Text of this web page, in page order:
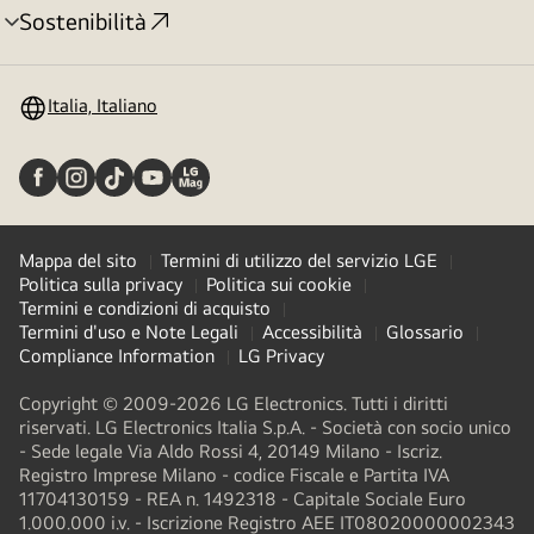
Sostenibilità
Attivazione
Italia, Italiano
Mappa del sito
Termini di utilizzo del servizio LGE
Politica sulla privacy
Politica sui cookie
Termini e condizioni di acquisto
Termini d'uso e Note Legali
Accessibilità
Glossario
Compliance Information
LG Privacy
Copyright © 2009-2026 LG Electronics. Tutti i diritti
riservati. LG Electronics Italia S.p.A. - Società con socio unico
- Sede legale Via Aldo Rossi 4, 20149 Milano - Iscriz.
Registro Imprese Milano - codice Fiscale e Partita IVA
11704130159 - REA n. 1492318 - Capitale Sociale Euro
1.000.000 i.v. - Iscrizione Registro AEE IT08020000002343​